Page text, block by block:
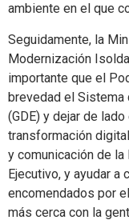
ambiente en el que
Seguidamente, la
Modernización
importante que el
brevedad el Sistema
(GDE) y dejar de
transformación
y comunicación de
Ejecutivo, y ayudar a
encomendados por
más cerca con la